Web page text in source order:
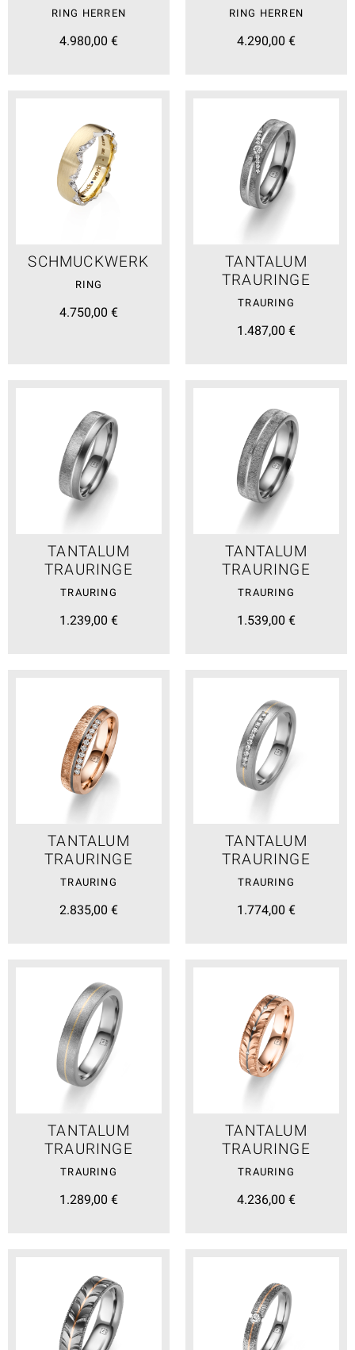
RING HERREN
4.980,00 €
RING HERREN
4.290,00 €
SCHMUCKWERK
RING
4.750,00 €
TANTALUM
TRAURINGE
TRAURING
1.487,00 €
TANTALUM
TRAURINGE
TRAURING
1.239,00 €
TANTALUM
TRAURINGE
TRAURING
1.539,00 €
TANTALUM
TRAURINGE
TRAURING
2.835,00 €
TANTALUM
TRAURINGE
TRAURING
1.774,00 €
TANTALUM
TRAURINGE
TRAURING
1.289,00 €
TANTALUM
TRAURINGE
TRAURING
4.236,00 €